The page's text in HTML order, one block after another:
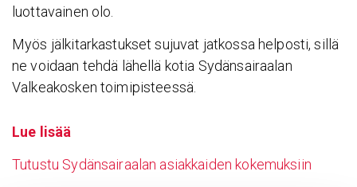
luottavainen olo.
Myös jälkitarkastukset sujuvat jatkossa helposti, sillä
ne voidaan tehdä lähellä kotia Sydänsairaalan
Valkeakosken toimipisteessä.
Lue lisää
Tutustu Sydänsairaalan asiakkaiden kokemuksiin